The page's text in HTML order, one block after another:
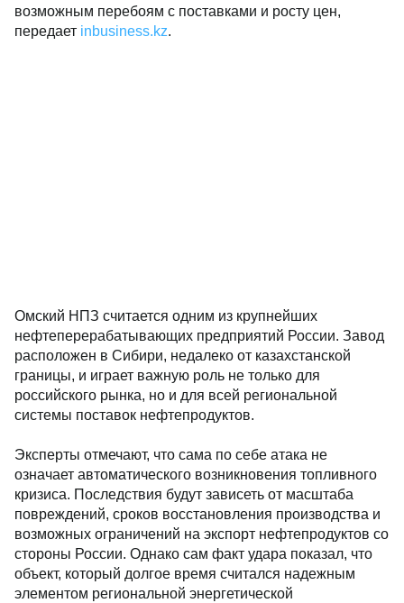
возможным перебоям с поставками и росту цен,
передает inbusiness.kz.
Омский НПЗ считается одним из крупнейших
нефтеперерабатывающих предприятий России. Завод
расположен в Сибири, недалеко от казахстанской
границы, и играет важную роль не только для
российского рынка, но и для всей региональной
системы поставок нефтепродуктов.
Эксперты отмечают, что сама по себе атака не
означает автоматического возникновения топливного
кризиса. Последствия будут зависеть от масштаба
повреждений, сроков восстановления производства и
возможных ограничений на экспорт нефтепродуктов со
стороны России. Однако сам факт удара показал, что
объект, который долгое время считался надежным
элементом региональной энергетической